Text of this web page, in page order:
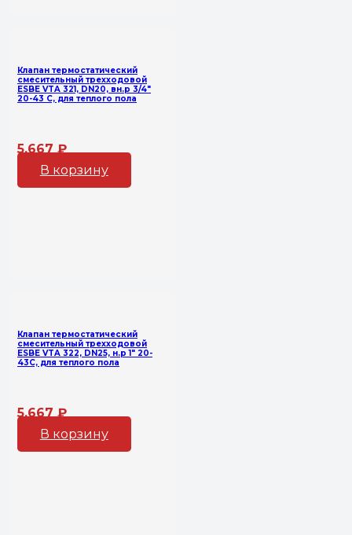
Клапан термостатический
смесительный трехходовой
ESBE VTA 321, DN20, вн.р 3/4″
20-43 C, для теплого пола
5,667₽
В корзину
Клапан термостатический
смесительный трехходовой
ESBE VTA 322, DN25, н.р 1″ 20-
43С, для теплого пола
5,667₽
В корзину